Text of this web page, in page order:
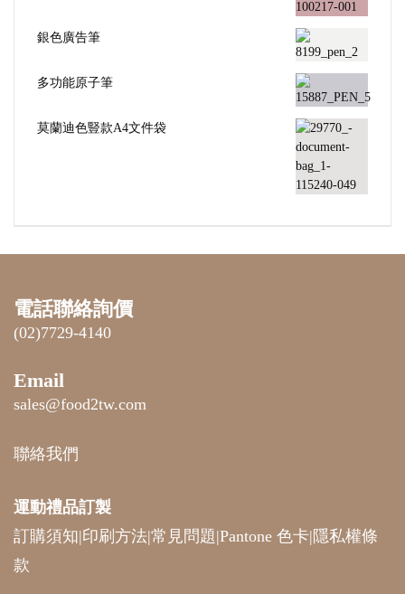
銀色廣告筆
多功能原子筆
莫蘭迪色豎款A4文件袋
電話聯絡詢價
(02)7729-4140
Email
sales@food2tw.com
聯絡我們
運動禮品訂製
訂購須知|印刷方法|常見問題|Pantone 色卡| 隱私權條
款